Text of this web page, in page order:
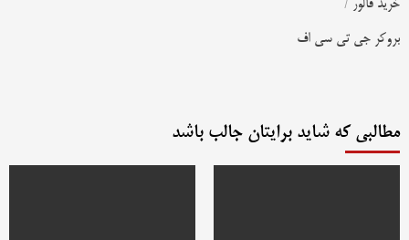
خرید فالور /
بروکر جی تی سی اف
مطالبی که شاید برایتان جالب باشد